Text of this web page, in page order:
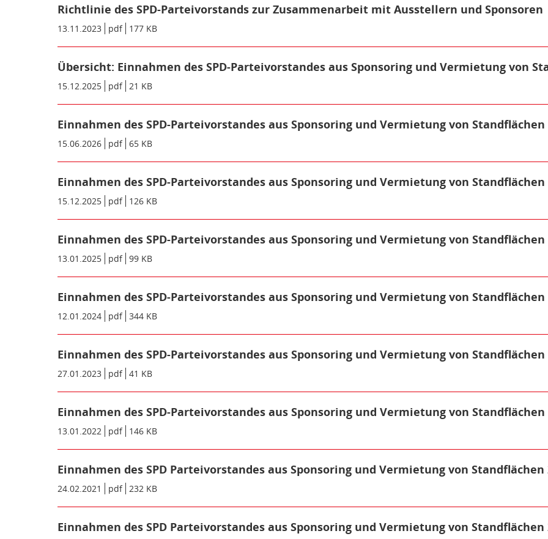
die Namen von Ausstellern und Sponsoren, seit 2017 auch die Höhe der Leistungen und gezahlten
Während andere nur fordern, haben wir gehandelt!
jährlich.
Richtlinie des SPD-Parteivorstands zur Zusammenarbeit mit Ausstellern und Sponsoren
Metadaten:
Datum/Gültigkeit:
13.11.2023 Dateiformat:
pdf Dateigröße:
177 KB
Übersicht: Einnahmen des SPD-Parteivorstandes aus Sponsoring und Vermietung von
Metadaten:
Datum/Gültigkeit:
15.12.2025 Dateiformat:
pdf Dateigröße:
21 KB
Einnahmen des SPD-Parteivorstandes aus Sponsoring und Vermietung von Standflächen
Metadaten:
Datum/Gültigkeit:
15.06.2026 Dateiformat:
pdf Dateigröße:
65 KB
Einnahmen des SPD-Parteivorstandes aus Sponsoring und Vermietung von Standflächen
Metadaten:
Datum/Gültigkeit:
15.12.2025 Dateiformat:
pdf Dateigröße:
126 KB
Einnahmen des SPD-Parteivorstandes aus Sponsoring und Vermietung von Standflächen
Metadaten:
Datum/Gültigkeit:
13.01.2025 Dateiformat:
pdf Dateigröße:
99 KB
Einnahmen des SPD-Parteivorstandes aus Sponsoring und Vermietung von Standflächen
Metadaten:
Datum/Gültigkeit:
12.01.2024 Dateiformat:
pdf Dateigröße:
344 KB
Einnahmen des SPD-Parteivorstandes aus Sponsoring und Vermietung von Standflächen
Metadaten:
Datum/Gültigkeit:
27.01.2023 Dateiformat:
pdf Dateigröße:
41 KB
Einnahmen des SPD-Parteivorstandes aus Sponsoring und Vermietung von Standflächen
Metadaten:
Datum/Gültigkeit:
13.01.2022 Dateiformat:
pdf Dateigröße:
146 KB
Einnahmen des SPD Parteivorstandes aus Sponsoring und Vermietung von Standflächen
Metadaten:
Datum/Gültigkeit:
24.02.2021 Dateiformat:
pdf Dateigröße:
232 KB
Einnahmen des SPD Parteivorstandes aus Sponsoring und Vermietung von Standflächen